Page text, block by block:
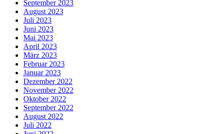
September 2023
August 2023
Juli 2023
Juni 2023
Mai 2023
April 2023
März 2023
Februar 2023
Januar 2023
Dezember 2022
November 2022
Oktober 2022
September 2022
August 2022
Juli 2022